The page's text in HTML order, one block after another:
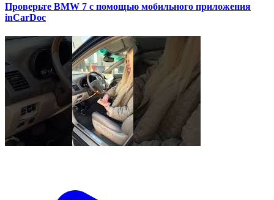
Проверьте BMW 7 с помощью мобильного приложения
inCarDoc